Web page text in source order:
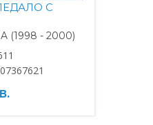
С
(1998 - 2000)